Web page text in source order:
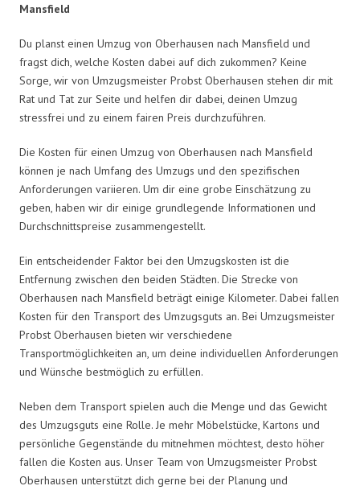
Mansfield
Du planst einen Umzug von Oberhausen nach Mansfield und
fragst dich, welche Kosten dabei auf dich zukommen? Keine
Sorge, wir von Umzugsmeister Probst Oberhausen stehen dir mit
Rat und Tat zur Seite und helfen dir dabei, deinen Umzug
stressfrei und zu einem fairen Preis durchzuführen.
Die Kosten für einen Umzug von Oberhausen nach Mansfield
können je nach Umfang des Umzugs und den spezifischen
Anforderungen variieren. Um dir eine grobe Einschätzung zu
geben, haben wir dir einige grundlegende Informationen und
Durchschnittspreise zusammengestellt.
Ein entscheidender Faktor bei den Umzugskosten ist die
Entfernung zwischen den beiden Städten. Die Strecke von
Oberhausen nach Mansfield beträgt einige Kilometer. Dabei fallen
Kosten für den Transport des Umzugsguts an. Bei Umzugsmeister
Probst Oberhausen bieten wir verschiedene
Transportmöglichkeiten an, um deine individuellen Anforderungen
und Wünsche bestmöglich zu erfüllen.
Neben dem Transport spielen auch die Menge und das Gewicht
des Umzugsguts eine Rolle. Je mehr Möbelstücke, Kartons und
persönliche Gegenstände du mitnehmen möchtest, desto höher
fallen die Kosten aus. Unser Team von Umzugsmeister Probst
Oberhausen unterstützt dich gerne bei der Planung und